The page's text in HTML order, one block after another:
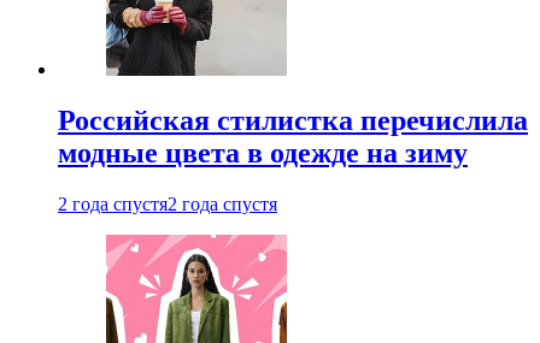
Российская стилистка перечислила
модные цвета в одежде на зиму
2 года спустя2 года спустя